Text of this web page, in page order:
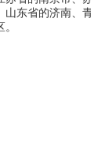
山东省的济南、